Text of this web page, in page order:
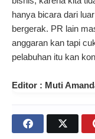
hanya bicara dari
bergerak. PR lain
anggaran kan tapi
pelabuhan itu kan
Editor : Muti